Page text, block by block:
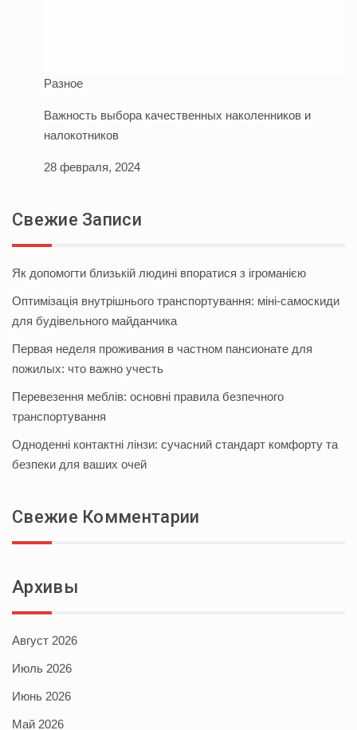
Разное
Важность выбора качественных наколенников и
налокотников
28 февраля, 2024
Свежие Записи
Як допомогти близькій людині впоратися з ігроманією
Оптимізація внутрішнього транспортування: міні-самоскиди
для будівельного майданчика
Первая неделя проживания в частном пансионате для
пожилых: что важно учесть
Перевезення меблів: основні правила безпечного
транспортування
Одноденні контактні лінзи: сучасний стандарт комфорту та
безпеки для ваших очей
Свежие Комментарии
Архивы
Август 2026
Июль 2026
Июнь 2026
Май 2026